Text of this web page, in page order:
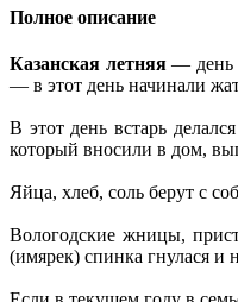
Полное описание
Казанская летняя— день
— в этот день начинали
В этот день встарь
который вносили в дом,
Яйца, хлеб, соль берут с
Вологодские жницы,
(имярек) спинка гнулася и